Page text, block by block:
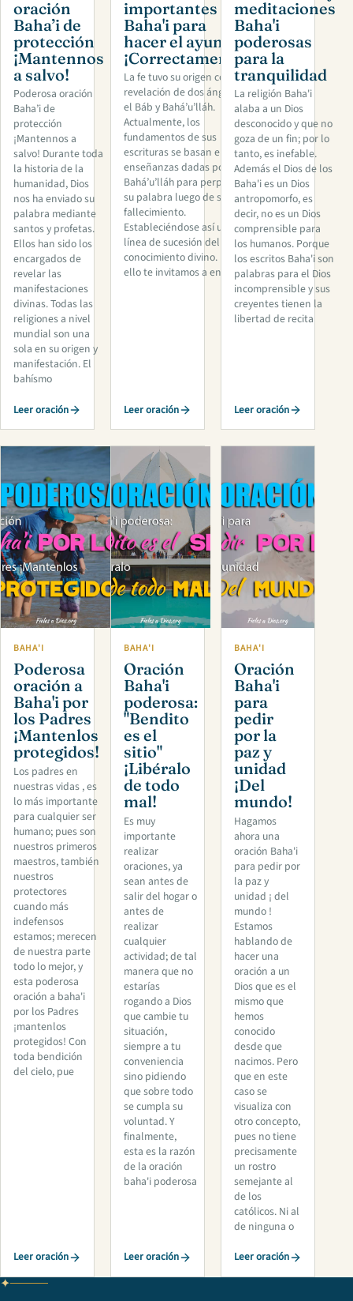
oración
Baha’i de
protección
¡Mantennos
a salvo!
Poderosa oración
Baha’i de
protección
¡Mantennos a
salvo! Durante toda
la historia de la
humanidad, Dios
nos ha enviado su
palabra mediante
santos y profetas.
Ellos han sido los
encargados de
revelar las
manifestaciones
divinas. Todas las
religiones a nivel
mundial son una
sola en su origen y
manifestación. El
bahísmo
Leer oración
importantes
Baha'i para
hacer el ayuno
¡Correctamente!
La fe tuvo su origen con la
revelación de dos ángeles,
el Báb y Bahá’u’lláh.
Actualmente, los
fundamentos de sus
escrituras se basan en las
enseñanzas dadas por
Bahá’u’lláh para perpetuar
su palabra luego de su
fallecimiento.
Estableciéndose así una
línea de sucesión del
conocimiento divino. Por
ello te invitamos a ent
Leer oración
meditaciones
Baha'i
poderosas
para la
tranquilidad
La religión Baha'i
alaba a un Dios
desconocido y que no
goza de un fin; por lo
tanto, es inefable.
Además el Dios de los
Baha'i es un Dios
antropomorfo, es
decir, no es un Dios
comprensible para
los humanos. Porque
los escritos Baha'i son
palabras para el Dios
incomprensible y sus
creyentes tienen la
libertad de recita
Leer oración
BAHA'I
Poderosa
oración a
Baha'i por
los Padres
¡Mantenlos
protegidos!
Los padres en
nuestras vidas , es
lo más importante
para cualquier ser
humano; pues son
nuestros primeros
maestros, también
nuestros
protectores
cuando más
indefensos
estamos; merecen
de nuestra parte
todo lo mejor, y
esta poderosa
oración a baha'i
por los Padres
¡mantenlos
protegidos! Con
toda bendición
del cielo, pue
Leer oración
BAHA'I
Oración
Baha'i
poderosa:
"Bendito
es el
sitio"
¡Libéralo
de todo
mal!
Es muy
importante
realizar
oraciones, ya
sean antes de
salir del hogar o
antes de
realizar
cualquier
actividad; de tal
manera que no
estarías
rogando a Dios
que cambie tu
situación,
siempre a tu
conveniencia
sino pidiendo
que sobre todo
se cumpla su
voluntad. Y
finalmente,
esta es la razón
de la oración
baha'i poderosa
Leer oración
BAHA'I
Oración
Baha'i
para
pedir
por la
paz y
unidad
¡Del
mundo!
Hagamos
ahora una
oración Baha'i
para pedir por
la paz y
unidad ¡ del
mundo !
Estamos
hablando de
hacer una
oración a un
Dios que es el
mismo que
hemos
conocido
desde que
nacimos. Pero
que en este
caso se
visualiza con
otro concepto,
pues no tiene
precisamente
un rostro
semejante al
de los
católicos. Ni al
de ninguna o
Leer oración